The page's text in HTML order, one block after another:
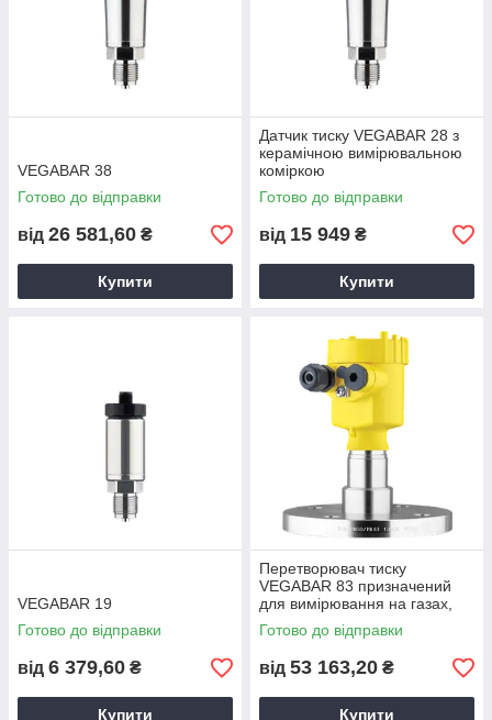
VEGABAR 38
Готово до відправки
від 26 581,60 ₴
Купити
Датчик тиску VEGABAR 28 з
керамічною вимірювальною
коміркою
Готово до відправки
від 15 949 ₴
Купити
VEGABAR 19
Готово до відправки
від 6 379,60 ₴
Купити
Перетворювач тиску
VEGABAR 83 призначений
для вимірювання на газах,
парах та рідинах.
Готово до відправки
від 53 163,20 ₴
Купити